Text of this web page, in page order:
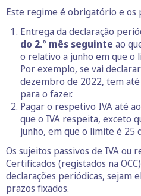
Este regime é obrigatório e os
Entrega da declaração
do 2.º mês seguinte ao
o relativo a junho em que o
Por exemplo, se vai
dezembro de 2022, tem
para o fazer.
Pagar o respetivo IVA até
que o IVA respeita, exceto
junho, em que o limite é 25
Os sujeitos passivos de IVA ou
Certificados (registados na
declarações periódicas, sejam
prazos fixados.